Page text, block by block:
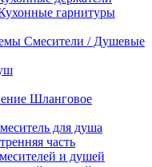
гарнитуры
Смесители / Душевые
Шланговое
для душа
часть